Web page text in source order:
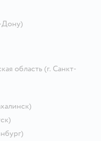
Дону)
область (г. Санкт-